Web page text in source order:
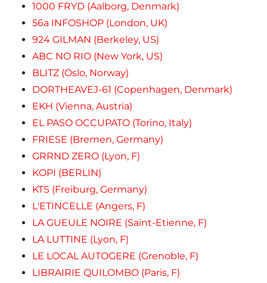
1000 FRYD (Aalborg, Denmark)
56a INFOSHOP (London, UK)
924 GILMAN (Berkeley, US)
ABC NO RIO (New York, US)
BLITZ (Oslo, Norway)
DORTHEAVEJ-61 (Copenhagen, Denmark)
EKH (Vienna, Austria)
EL PASO OCCUPATO (Torino, Italy)
FRIESE (Bremen, Germany)
GRRND ZERO (Lyon, F)
KOPI (BERLIN)
KTS (Freiburg, Germany)
L'ETINCELLE (Angers, F)
LA GUEULE NOIRE (Saint-Etienne, F)
LA LUTTINE (Lyon, F)
LE LOCAL AUTOGERE (Grenoble, F)
LIBRAIRIE QUILOMBO (Paris, F)